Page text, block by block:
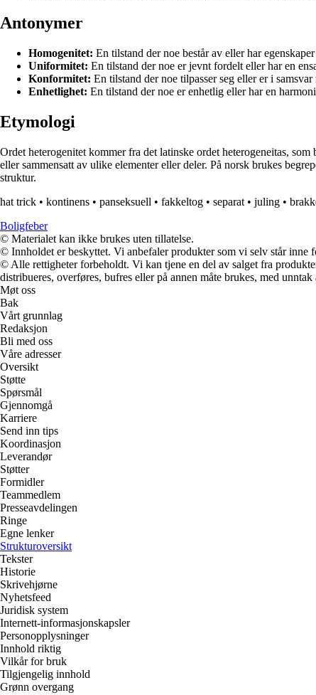
Antonymer
Homogenitet: En tilstand der noe består av eller har
Uniformitet: En tilstand der noe er jevnt fordelt eller har en
Konformitet: En tilstand der noe tilpasser seg eller er i
Enhetlighet: En tilstand der noe er enhetlig eller har en
Etymologi
Ordet heterogenitet kommer fra det latinske ordet heterogeneitas,
eller sammensatt av ulike elementer eller deler. På norsk brukes
struktur.
hat trick • kontinens • panseksuell • fakkeltog • separat • juling •
Boligfeber
© Materialet kan ikke brukes uten tillatelse.
© Innholdet er beskyttet. Vi anbefaler produkter som vi selv står inne
© Alle rettigheter forbeholdt. Vi kan tjene en del av salget fra
distribueres, overføres, bufres eller på annen måte brukes, med
Møt oss
Bak
Vårt grunnlag
Redaksjon
Bli med oss
Våre adresser
Oversikt
Støtte
Spørsmål
Gjennomgå
Karriere
Send inn tips
Koordinasjon
Leverandør
Støtter
Formidler
Teammedlem
Presseavdelingen
Ringe
Egne lenker
Strukturoversikt
Tekster
Historie
Skrivehjørne
Nyhetsfeed
Juridisk system
Internett-informasjonskapsler
Personopplysninger
Innhold riktig
Vilkår for bruk
Tilgjengelig innhold
Grønn overgang